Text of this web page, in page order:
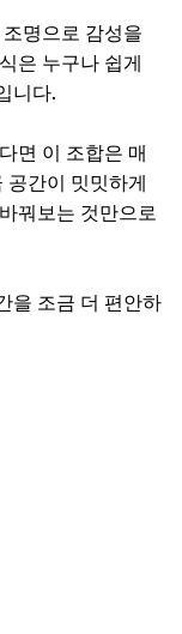
명으로 감성을
은 누구나 쉽게
니다.
면 이 조합은 매
공간이 밋밋하게
꿔보는 것만으로
을 조금 더 편안하